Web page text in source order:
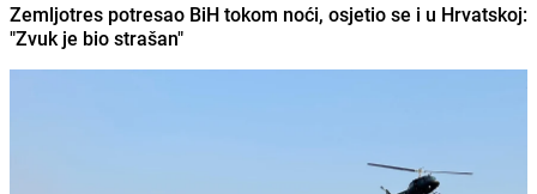
Zemljotres potresao BiH tokom noći, osjetio se i u Hrvatskoj:
"Zvuk je bio strašan"